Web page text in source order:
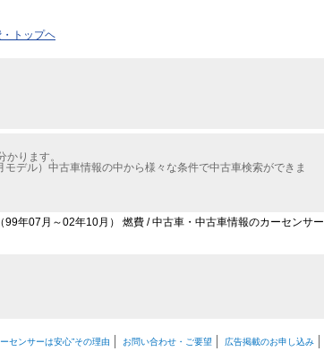
トップヘ
ります。
デル）中古車情報の中から様々な条件で中古車検索ができま
99年07月～02年10月） 燃費 / 中古車・中古車情報のカーセンサー
ーセンサーは安心”その理由 お問い合わせ・ご要望 広告掲載のお申し込み